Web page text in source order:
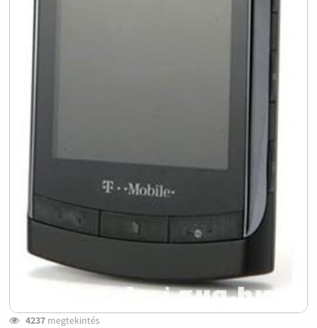
4237megtekintés